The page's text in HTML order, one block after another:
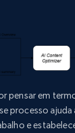
pensar em
processo ajuda
e